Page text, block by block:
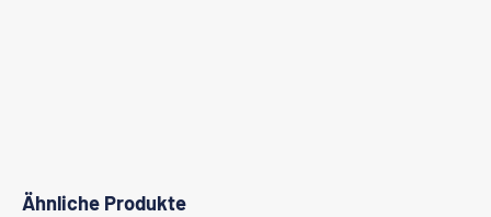
Produktgalerie überspringen
Ähnliche Produkte